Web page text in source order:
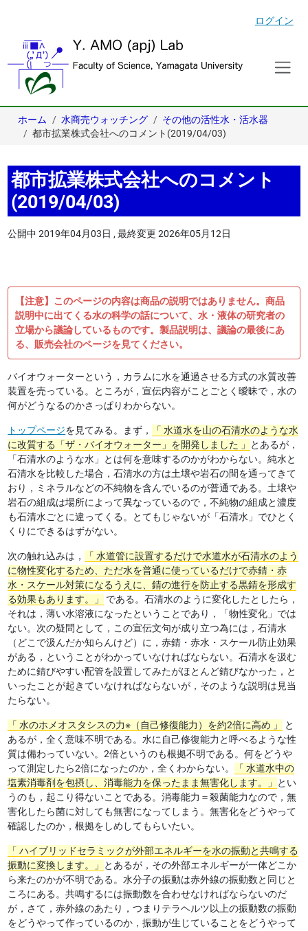
ログイン
ホーム 水商売ウォッチング
その他の活性水・活水器
都市拡業株式会社へのコメント(2019/04/03)
都市拡業株式会社へのコメント
(2019/04/03)
公開中 2019年04月03日 ,最終変更 2026年05月12日
【注意】このページの内容は商品の説明ではありません。商品
説明中に出てくる水の科学の話について、水・液体の研究者の
立場から議論しているものです。製品説明は、議論の最後にあ
る、販売会社のページを見てください。
バイオウォーターという，カラムに水を通過させる方式の水質改善
装置を売っている。ところが，宣伝内容がことごとく曖昧で，水の
何がどうなるのかさっぱりわからない。
トップページを見てみる。まず，
水道水を山の石清水のような水
に改質する「ザ・バイオウォーター」を開発しました
とあるが，
「石清水のような水」とは何を意味するのかがわからない。純水と
石清水を比較した場合，石清水の方は土壌や岩石の間を通ってきて
おり，ミネラルなどの不純物を含んでいるのが普通である。土壌や
岩石の組成は場所によって異なっているので，不純物の組成と濃度
も石清水ごとに違ってくる。とてもじゃないが「石清水」でひとく
くりにできるはずがない。
次の触れ込みは，
水道管に設置するだけで水道水が石清水のよう
に物性変化するため、ただ水を普通に使っているだけで赤錆・赤
水・スケール対策になるうえに、錆の進行を防止する黒錆を形成す
る効果もあります。
である。石清水のように変化したとしたら，
それは，薄い水溶液になったということであり，「物性変化」では
ない。次の疑問として，この宣伝文句が成り立つ為には，石清水
（どこで汲んだか知らんけど）に，赤錆・赤水・スケール防止効果
がある，ということがわかっていなければならない。石清水を汲む
ために錆びやすい配管を設置してみたがほとんど錆びなかった，と
いったことが起きていなければならないが，そのような説明は見当
たらない。
水のホメオスタシスの力※（自己修復能力）を約2倍に高め
と
あるが，全く意味不明である。水に自己修復能力と呼べるような性
質は備わっていない。2倍というのも根拠不明である。何をどうや
って測定したら2倍になったのか，全くわからない。
水道水中の
塩素消毒剤を包摂し、消毒能力を保ったまま無害化します。
とい
うのも，起こり得ないことである。消毒能力＝殺菌能力なので，無
害化したら菌に対しても無害になってしまう。無害化をどうやって
確認したのか，根拠をしめしてもらいたい。
ハイブリッドセラミックが外部エネルギーを水の振動と共鳴する
振動に変換します。
とあるが，その外部エネルギーが一体どこか
ら来たのかが不明である。水分子の振動は赤外線の振動数と同じと
ころにある。共鳴するには振動数を合わせなければならないのだ
が，さて，赤外線のあたり，つまりテラヘルツ以上の振動数の振動
をどうやって作っているのか，振動が生じていることをどうやって